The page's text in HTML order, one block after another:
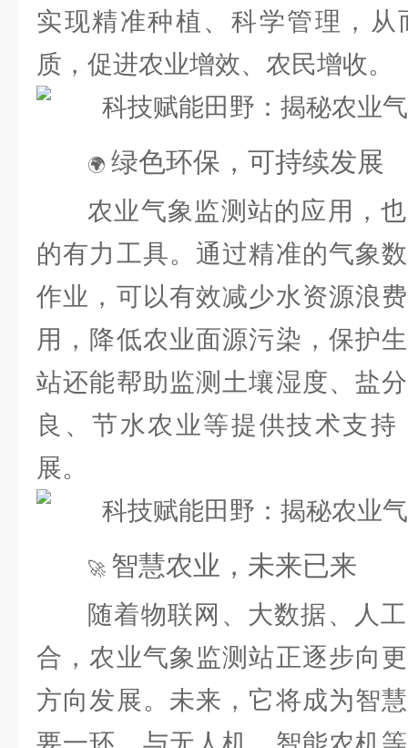
实现精准种植、科学管理，
质，促进农业增效、农民增收。
🌍 绿色环保，可持续发展
农业气象监测站的应用，
的有力工具。通过精准的气象
作业，可以有效减少水资源浪
用，降低农业面源污染，保护
站还能帮助监测土壤湿度、盐
良、节水农业等提供技术支
展。
🚀 智慧农业，未来已来
随着物联网、大数据、人
合，农业气象监测站正逐步向
方向发展。未来，它将成为智